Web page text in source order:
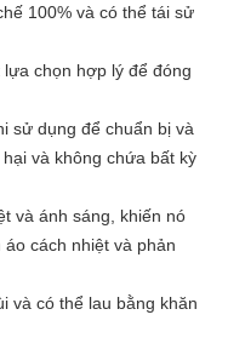
100% và có thể tái sử
chọn hợp lý để đóng
sử dụng để chuẩn bị và
và không chứa bất kỳ
và ánh sáng, khiến nó
cách nhiệt và phản
và có thể lau bằng khăn